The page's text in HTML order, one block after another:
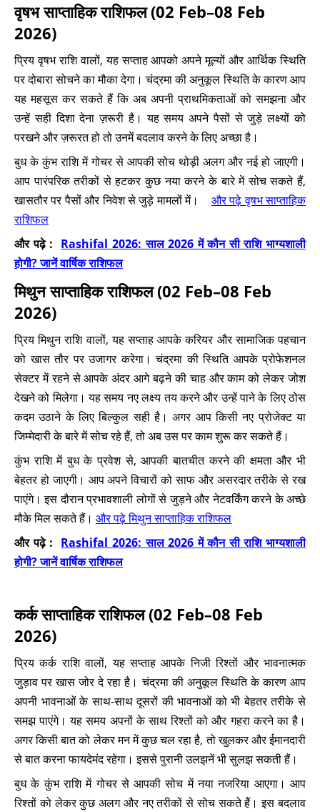
वृषभ साप्ताहिक राशिफल (02 Feb–08 Feb
2026)
प्रिय वृषभ राशि वालों, यह सप्ताह आपको अपने मूल्यों और आर्थिक स्थिति
पर दोबारा सोचने का मौका देगा। चंद्रमा की अनुकूल स्थिति के कारण आप
यह महसूस कर सकते हैं कि अब अपनी प्राथमिकताओं को समझना और
उन्हें सही दिशा देना ज़रूरी है। यह समय अपने पैसों से जुड़े लक्ष्यों को
परखने और ज़रूरत हो तो उनमें बदलाव करने के लिए अच्छा है।
बुध के कुंभ राशि में गोचर से आपकी सोच थोड़ी अलग और नई हो जाएगी।
आप पारंपरिक तरीकों से हटकर कुछ नया करने के बारे में सोच सकते हैं,
खासतौर पर पैसों और निवेश से जुड़े मामलों में। और पढ़े वृषभ साप्ताहिक
राशिफल
और पढ़े : Rashifal 2026: साल 2026 में कौन सी राशि भाग्यशाली
होगी? जानें वार्षिक राशिफल
मिथुन साप्ताहिक राशिफल (02 Feb–08 Feb
2026)
प्रिय मिथुन राशि वालों, यह सप्ताह आपके करियर और सामाजिक पहचान
को खास तौर पर उजागर करेगा। चंद्रमा की स्थिति आपके प्रोफेशनल
सेक्टर में रहने से आपके अंदर आगे बढ़ने की चाह और काम को लेकर जोश
देखने को मिलेगा। यह समय नए लक्ष्य तय करने और उन्हें पाने के लिए ठोस
कदम उठाने के लिए बिल्कुल सही है। अगर आप किसी नए प्रोजेक्ट या
जिम्मेदारी के बारे में सोच रहे हैं, तो अब उस पर काम शुरू कर सकते हैं।
कुंभ राशि में बुध के प्रवेश से, आपकी बातचीत करने की क्षमता और भी
बेहतर हो जाएगी। आप अपने विचारों को साफ और असरदार तरीके से रख
पाएंगे। इस दौरान प्रभावशाली लोगों से जुड़ने और नेटवर्किंग करने के अच्छे
मौके मिल सकते हैं। और पढ़े मिथुन साप्ताहिक राशिफल
और पढ़े : Rashifal 2026: साल 2026 में कौन सी राशि भाग्यशाली
होगी? जानें वार्षिक राशिफल
कर्क साप्ताहिक राशिफल (02 Feb–08 Feb
2026)
प्रिय कर्क राशि वालों, यह सप्ताह आपके निजी रिश्तों और भावनात्मक
जुड़ाव पर खास जोर दे रहा है। चंद्रमा की अनुकूल स्थिति के कारण आप
अपनी भावनाओं के साथ-साथ दूसरों की भावनाओं को भी बेहतर तरीके से
समझ पाएंगे। यह समय अपनों के साथ रिश्तों को और गहरा करने का है।
अगर किसी बात को लेकर मन में कुछ चल रहा है, तो खुलकर और ईमानदारी
से बात करना फायदेमंद रहेगा। इससे पुरानी उलझनें भी सुलझ सकती हैं।
बुध के कुंभ राशि में गोचर से आपकी सोच में नया नजरिया आएगा। आप
रिश्तों को लेकर कुछ अलग और नए तरीकों से सोच सकते हैं। इस बदलाव